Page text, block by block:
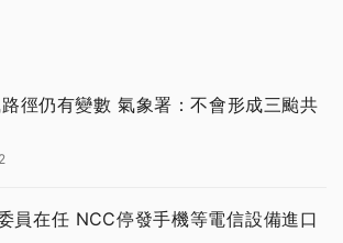
徑仍有變數 氣象署：不會形成三颱共
員在任 NCC停發手機等電信設備進口